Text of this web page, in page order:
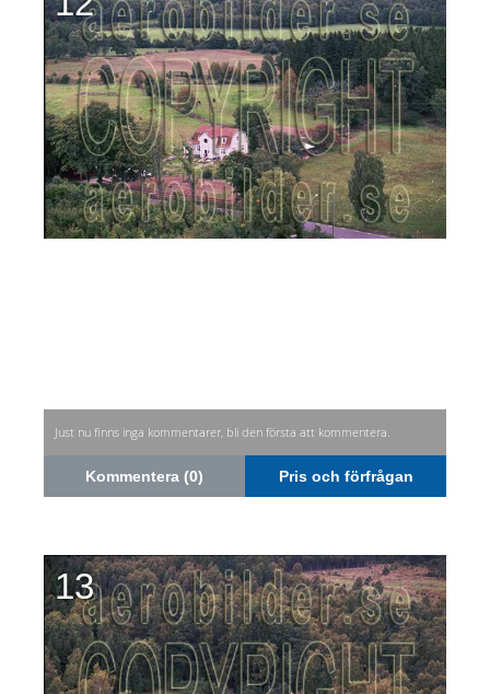
Just nu finns inga kommentarer, bli den första att kommentera.
Kommentera (0) Pris och förfrågan
13